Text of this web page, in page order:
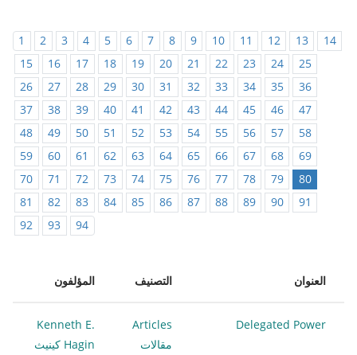
1 2 3 4 5 6 7 8 9 10 11 12 13
14
15
16 17 18 19 20 21 22 23 24
25
26
27 28 29 30 31 32 33 34 35
36
37
38 39 40 41 42 43 44 45 46
47
48
49 50 51 52 53 54 55 56 57
58
59
60 61 62 63 64 65 66 67 68
69
70
71 72 73 74 75 76 77 78 79
80
81
82 83 84 85 86 87 88 89 90
91
92
93 94
العنوان التصنيف المؤلفون
Delegated Power
Articles
مقالات
Kenneth E.
Hagin كينيث